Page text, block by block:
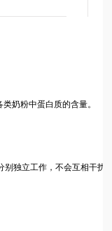
奶粉中蛋白质的含量。
别独立工作，不会互相干扰